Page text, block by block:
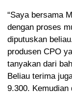
“Saya bersama
dengan proses
diputuskan
produsen CPO
tanyakan dari
Beliau terima
9.300. Kemudian